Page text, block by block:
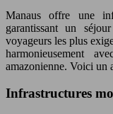
Manaus offre une
garantissant un
voyageurs les plus
harmonieusement
amazonienne. Voici un
Infrastructures